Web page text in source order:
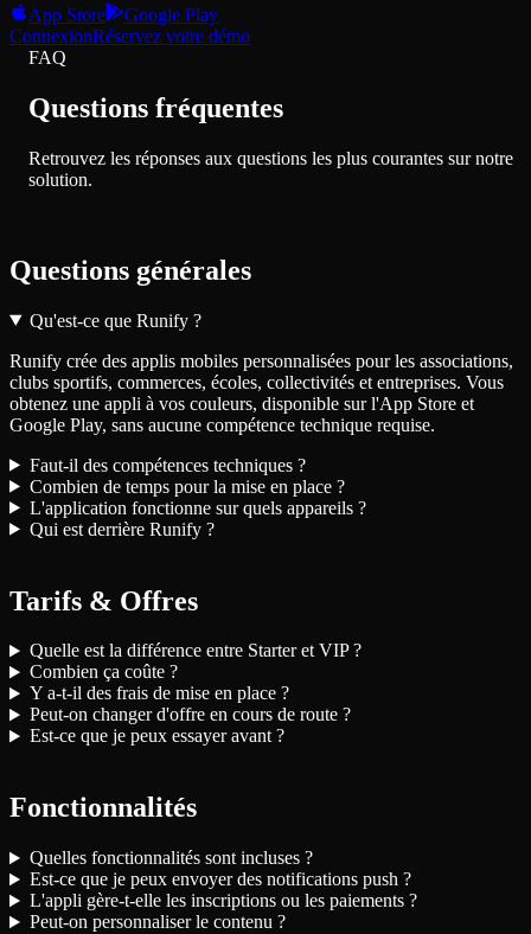
App Store
Google Play
ConnexionRéservez votre démo
FAQ
Questions fréquentes
Retrouvez les réponses aux questions les plus courantes sur notre
solution.
Questions générales
Qu'est-ce que Runify ?
Runify crée des applis mobiles personnalisées pour les associations,
clubs sportifs, commerces, écoles, collectivités et entreprises. Vous
obtenez une appli à vos couleurs, disponible sur l'App Store et
Google Play, sans aucune compétence technique requise.
Faut-il des compétences techniques ?
Combien de temps pour la mise en place ?
L'application fonctionne sur quels appareils ?
Qui est derrière Runify ?
Tarifs & Offres
Quelle est la différence entre Starter et VIP ?
Combien ça coûte ?
Y a-t-il des frais de mise en place ?
Peut-on changer d'offre en cours de route ?
Est-ce que je peux essayer avant ?
Fonctionnalités
Quelles fonctionnalités sont incluses ?
Est-ce que je peux envoyer des notifications push ?
L'appli gère-t-elle les inscriptions ou les paiements ?
Peut-on personnaliser le contenu ?